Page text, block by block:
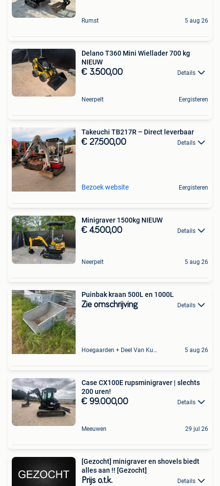
Rumst 5 aug 26
Delano T360 Mini Wiellader 700 kg
NIEUW
€ 3.500,00 Details
Neerpelt Eergisteren
Takeuchi TB217R – Direct leverbaar
€ 27.500,00 Details
Bezoek website Eergisteren
Minigraver 1500kg NIEUW
€ 4.500,00 Details
Neerpelt 5 aug 26
Puinbak kraan 500L en 1000L
Zie omschrijving Details
Hoegaarden + Deel Van Kumtich + Deel Van Tienen 5 aug 26
Case CX100E rupsminigraver | slechts
200 uren!
€ 99.000,00 Details
Meeuwen 29 jul 26
[Gezocht] minigraver en shovels biedt
alles aan !! [Gezocht]
Prijs o.t.k. Details